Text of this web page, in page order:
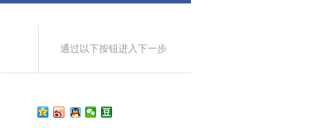
通过以下按钮进入下一步